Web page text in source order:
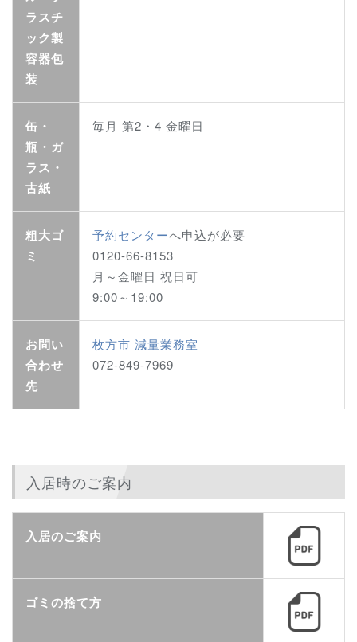
ラスチ
ック製
容器包
装
缶・
瓶・ガ
ラス・
古紙
毎月 第2・4 金曜日
粗大ゴ
ミ
予約センターへ申込が必要
0120-66-8153
月～金曜日 祝日可
9:00～19:00
お問い
合わせ
先
枚方市 減量業務室
072-849-7969
入居時のご案内
入居のご案内
ゴミの捨て方